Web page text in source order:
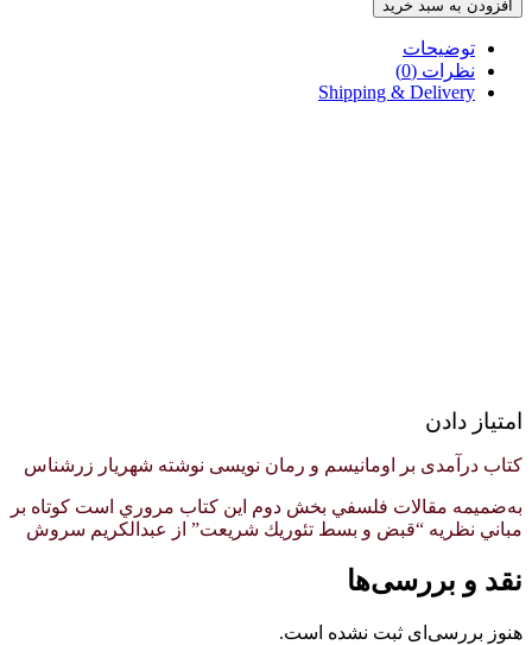
افزودن به سبد خرید
توضیحات
نظرات (0)
Shipping & Delivery
امتیاز دادن
کتاب درآمدی بر اومانیسم و رمان نویسی نوشته شهریار زرشناس
ب‍ه‌ض‍م‍ي‍م‍ه‌ م‍ق‍الات‌ ف‍ل‍س‍ف‍ي‌ بخش دوم اين كتاب مروري است كوتاه بر
مباني نظريه “قبض و بسط تئوريك شريعت” از عبدالكريم سروش
نقد و بررسی‌ها
هنوز بررسی‌ای ثبت نشده است.